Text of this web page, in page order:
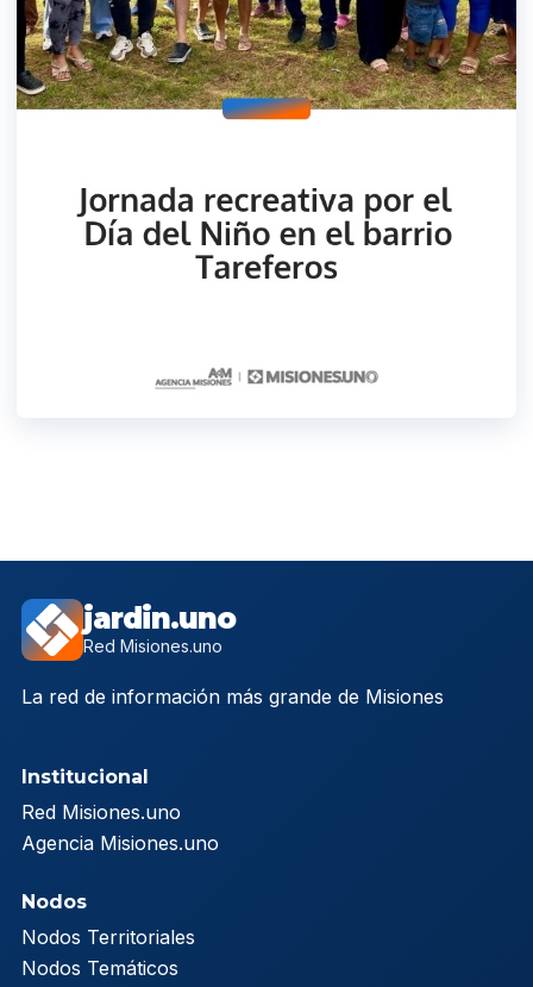
jardin.uno
Red Misiones.uno
La red de información más grande de Misiones
Institucional
Red Misiones.uno
Agencia Misiones.uno
Nodos
Nodos Territoriales
Nodos Temáticos